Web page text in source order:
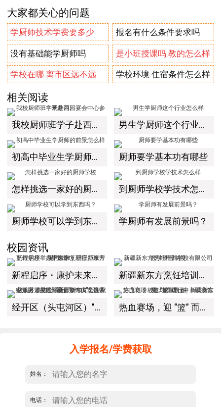
大家都关心的问题
学厨师技术学费要多少 报名有什么条件要求吗
没有基础能学厨师吗 是小班授课吗.教的怎么样
学校在哪.离市区远不远 学校环境.住宿条件怎么样
相关阅读
我校厨师班学子赴西园宴会中心参观学习 男生学厨师这个行业怎么样
初高中毕业生学厨师的前景怎么样 厨师要学基本功有哪些
怎样挑选一家好的厨师学校 到厨师学校学技术怎么样
厨师学校可以学到东西吗？ 学厨师有发展前景吗？
校园资讯
新程启序・康护未来｜新疆新东方烹饪学校举办中医康复理疗师班开幕仪式！ 新疆新东方烹饪培训学校有限公司教学管理制度
经开区（头屯河区）"3+10"公共就业服务进校园暨新疆新东方烹饪学校人才双选会+校企签约仪式圆满举行 热血赛场，迎 “篮” 而上｜新疆新东方烹饪学校篮球赛进行中！以技筑梦，乐享青春
入学报名/学费获取
姓名：
电话：